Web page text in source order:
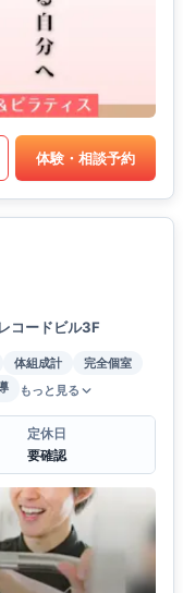
体験・相談予約
コードビル3F
体組成計
完全個室
もっと見る
定休日
要確認